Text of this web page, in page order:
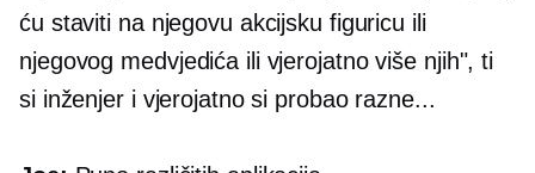
ću staviti na njegovu akcijsku figuricu ili
njegovog medvjedića ili vjerojatno više njih", ti
si inženjer i vjerojatno si probao razne...